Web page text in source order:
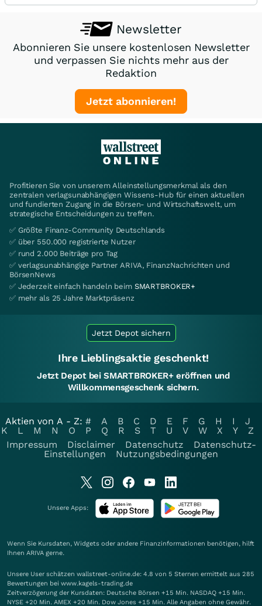
Newsletter
Abonnieren Sie unsere kostenlosen Newsletter
und verpassen Sie nichts mehr aus der
Redaktion
Jetzt abonnieren!
Profitieren Sie von unserem Alleinstellungsmerkmal als den
zentralen verlagsunabhängigen Wissens-Hub für einen aktuellen
und fundierten Zugang in die Börsen- und Wirtschaftswelt, um
strategische Entscheidungen zu treffen.
✅ Größte Finanz-Community Deutschlands
✅ über 550.000 registrierte Nutzer
✅ rund 2.000 Beiträge pro Tag
✅ verlagsunabhängige Partner ARIVA, FinanzNachrichten und
BörsenNews
✅ Jederzeit einfach handeln beim SMARTBROKER+
✅ mehr als 25 Jahre Marktpräsenz
Jetzt Depot sichern
Ihre Lieblingsaktie geschenkt!
Jetzt Depot bei SMARTBROKER+ eröffnen und
Willkommensgeschenk sichern.
Aktien von A - Z: # A B C D E F G H I
J
K
L M N O P Q R S T U V W X Y
Z
Impressum
Disclaimer Datenschutz
Datenschutz-
Einstellungen
Nutzungsbedingungen
Unsere Apps:
Wenn Sie Kursdaten, Widgets oder andere Finanzinformationen benötigen, hilft
Ihnen ARIVA gerne.
Unsere User schätzen wallstreet-online.de: 4.8 von 5 Sternen ermittelt aus 285
Bewertungen bei www.kagels-trading.de
Zeitverzögerung der Kursdaten: Deutsche Börsen +15 Min. NASDAQ +15 Min.
NYSE +20 Min. AMEX +20 Min. Dow Jones +15 Min. Alle Angaben ohne Gewähr.